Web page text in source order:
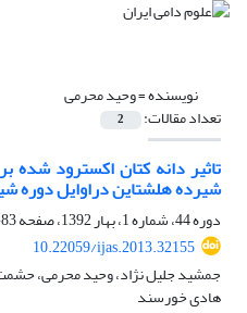
نویسنده =وحید محرمی
تعداد مقالات: 2
تاثیر دانه کتان اکسترود شده
شیرده هلشتاین دراوایل دوره
دوره 44، شماره 1، بهار 1392، صفحه
83-88
10.22059/ijas.2013.32155
جمشید جلیل نژاد، وحید محرمی، حشمت
هادی خورسند